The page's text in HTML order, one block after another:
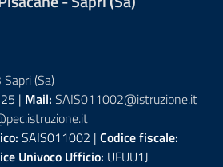
(Sa)
| Mail: SAIS011002@istruzione.it
SAIS011002 | Codice fiscale:
Univoco Ufficio: UFUU1J